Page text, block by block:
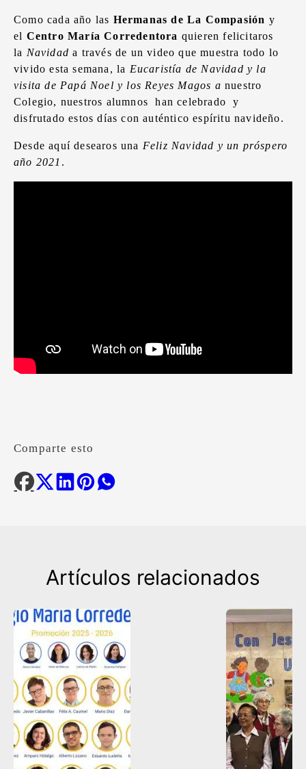
Como cada año las Hermanas de La Compasión y
el Centro María Corredentora quieren felicitaros
la Navidad a través de un video que muestra todo lo
vivido esta semana, la Eucaristía de Navidad y la
visita de Papá Noel y los Reyes Magos a nuestro
Colegio, nuestros alumnos han celebrado y
disfrutado estos días con auténtico espíritu navideño.
Desde aquí desearos una Feliz Navidad y un próspero
año 2021 .
Comparte esto
Artículos relacionados